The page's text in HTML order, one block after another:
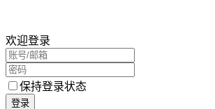
欢迎登录
保持登录状态
登录